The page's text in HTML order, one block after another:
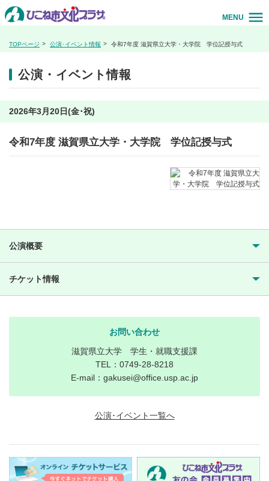
MENU
TOPページ 公演･イベント情報 令和7年度 滋賀県立大学・大学院 学位記授与式
公演・イベント情報
2026年3月20日(金･祝)
令和7年度 滋賀県立大学・大学院 学位記授与式
公演概要
チケット情報
お問い合わせ
滋賀県立大学 学生・就職支援課
TEL：0749-28-8218
E-mail：gakusei@office.usp.ac.jp
公演･イベント一覧へ